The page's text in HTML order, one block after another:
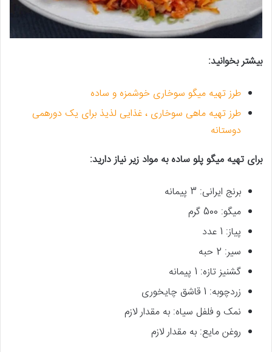
بیشتر بخوانید:
طرز تهیه میگو سوخاری خوشمزه و ساده
طرز تهیه ماهی سوخاری ، غذایی لذیذ برای یک دورهمی
دوستانه
برای تهیه میگو پلو ساده به‌‌ مواد زیر نیاز دارید:
برنج ایرانی: 3 پیمانه
میگو: 500 گرم
پیاز: 1 عدد
سیر: 2 حبه
گشنیز تازه: 1 پیمانه
زردچوبه: 1 قاشق چایخوری
نمک و فلفل سیاه: به مقدار لازم
روغن مایع: به مقدار لازم